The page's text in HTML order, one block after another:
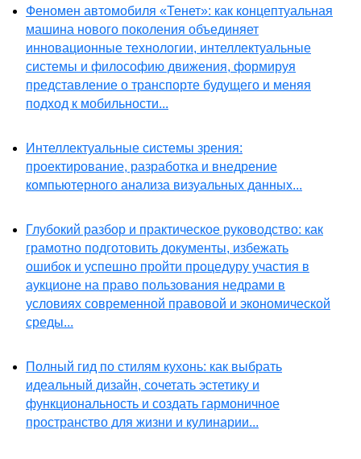
Феномен автомобиля «Тенет»: как концептуальная
машина нового поколения объединяет
инновационные технологии, интеллектуальные
системы и философию движения, формируя
представление о транспорте будущего и меняя
подход к мобильности...
Интеллектуальные системы зрения:
проектирование, разработка и внедрение
компьютерного анализа визуальных данных...
Глубокий разбор и практическое руководство: как
грамотно подготовить документы, избежать
ошибок и успешно пройти процедуру участия в
аукционе на право пользования недрами в
условиях современной правовой и экономической
среды...
Полный гид по стилям кухонь: как выбрать
идеальный дизайн, сочетать эстетику и
функциональность и создать гармоничное
пространство для жизни и кулинарии...